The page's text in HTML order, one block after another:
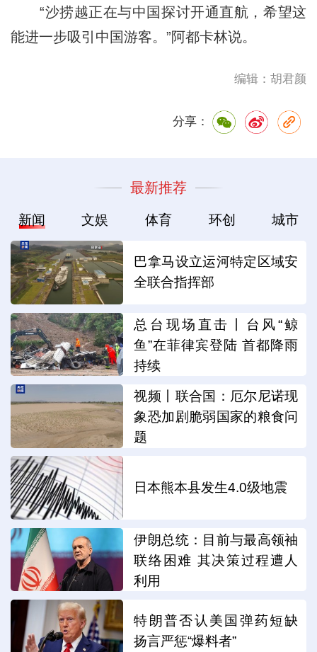
“沙捞越正在与中国探讨开通直航，希望这
能进一步吸引中国游客。”阿都卡林说。
编辑：胡君颜
分享：
最新推荐
新闻 文娱 体育 环创 城市
巴拿马设立运河特定区域安
全联合指挥部
总台现场直击丨台风“鲸
鱼”在菲律宾登陆 首都降雨
持续
视频丨联合国：厄尔尼诺现
象恐加剧脆弱国家的粮食问
题
日本熊本县发生4.0级地震
伊朗总统：目前与最高领袖
联络困难 其决策过程遭人
利用
特朗普否认美国弹药短缺
扬言严惩“爆料者”